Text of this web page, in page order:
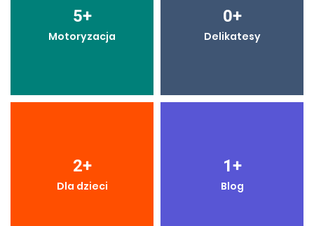
5+
Motoryzacja
0+
Delikatesy
2+
Dla dzieci
1+
Blog